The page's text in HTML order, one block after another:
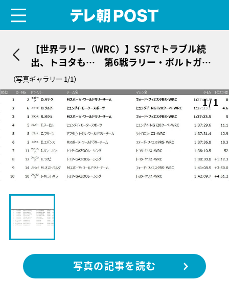
【世界ラリー（WRC）】SS7でトラブル続
出、トヨタも… 第6戦ラリー・ポルトガル
デイ2結果
（写真ギャラリー 1/1）
1/1
写真の記事を読む